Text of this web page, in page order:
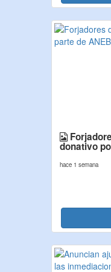
donativo
hace 1 semana